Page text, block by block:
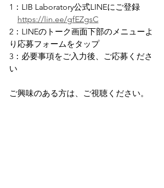
1：LIB Laboratory公式LINEにご登録
https://lin.ee/gfEZgsC
2：LINEのトーク画面下部のメニューよ
り応募フォームをタップ
3：必要事項をご入力後、ご応募くださ
い
ご興味のある方は、ご視聴ください。